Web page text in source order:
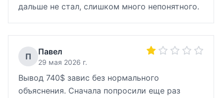
дальше не стал, слишком много непонятного.
П Павел
29 мая 2026 г.
Вывод 740$ завис без нормального
объяснения. Сначала попросили еще раз